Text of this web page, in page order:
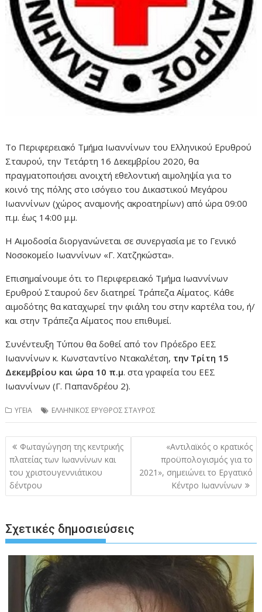
Το Περιφερειακό Τμήμα Ιωαννίνων του Ελληνικού Ερυθρού
Σταυρού, την Τετάρτη 16 Δεκεμβρίου 2020, θα
πραγματοποιήσει ανοιχτή εθελοντική αιμοληψία για το
κοινό της πόλης στο ισόγειο του Δικαστικού Μεγάρου
Ιωαννίνων (χώρος αναμονής ακροατηρίων) από ώρα 09:00
π.μ. έως 14:00 μ.μ.
Η Αιμοδοσία διοργανώνεται σε συνεργασία με το Γενικό
Νοσοκομείο Ιωαννίνων «Γ. Χατζηκώστα».
Επισημαίνουμε ότι το Περιφερειακό Τμήμα Ιωαννίνων
Ερυθρού Σταυρού δεν διατηρεί Τράπεζα Αίματος. Κάθε
αιμοδότης θα καταχωρεί την φιάλη του στην καρτέλα του, ή/
και στην Τράπεζα Αίματος που επιθυμεί.
Συνέντευξη Τύπου θα δοθεί από τον Πρόεδρο ΕΕΣ
Ιωαννίνων κ. Κωνσταντίνο Ντακαλέτση, την Τρίτη 15
Δεκεμβρίου και ώρα 10 π.μ. στα γραφεία του ΕΕΣ
Ιωαννίνων (Γ. Παπανδρέου 2).
ΥΓΕΙΑ ΕΛΛΗΝΙΚΟΣ ΕΡΥΘΡΟΣ ΣΤΑΥΡΟΣ
Πλοήγηση
άρθρων
Φωταγώγηση της κεντρικής
πλατείας των Ιωαννίνων και
του χριστουγεννιάτικου
δέντρου
«Αντιλαϊκός ο κρατικός
προϋπολογισμός για το
2021», σημειώνει το Εργατικό
Κέντρο Ιωαννίνων
Σχετικές δημοσιεύσεις